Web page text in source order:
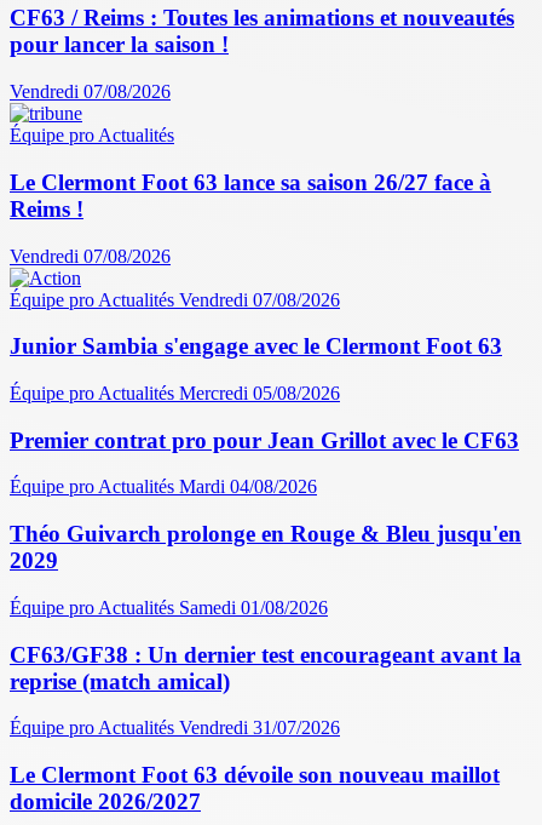
CF63 / Reims : Toutes les animations et nouveautés
pour lancer la saison !
Vendredi 07/08/2026
Équipe pro Actualités
Le Clermont Foot 63 lance sa saison 26/27 face à
Reims !
Vendredi 07/08/2026
Équipe pro Actualités Vendredi 07/08/2026
Junior Sambia s'engage avec le Clermont Foot 63
Équipe pro Actualités Mercredi 05/08/2026
Premier contrat pro pour Jean Grillot avec le CF63
Équipe proActualités Mardi 04/08/2026
Théo Guivarch prolonge en Rouge & Bleu jusqu'en
2029
Équipe pro Actualités Samedi 01/08/2026
CF63/GF38 : Un dernier test encourageant avant la
reprise (match amical)
Équipe pro Actualités Vendredi 31/07/2026
Le Clermont Foot 63 dévoile son nouveau maillot
domicile 2026/2027